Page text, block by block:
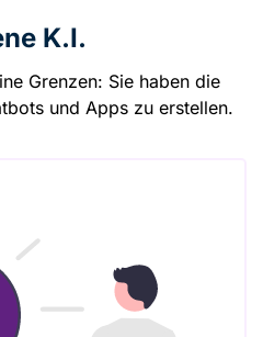
K.I.
Grenzen: Sie haben die
und Apps zu erstellen.